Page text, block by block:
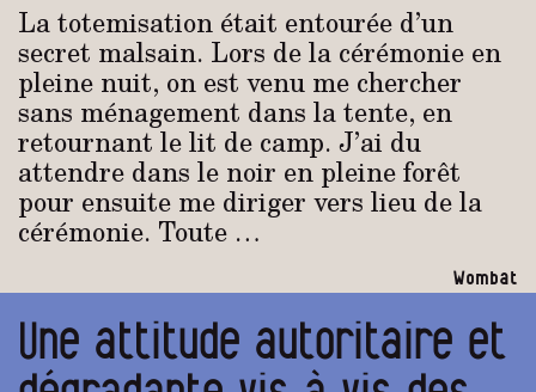
La totemisation était entourée d’un
secret malsain. Lors de la cérémonie en
pleine nuit, on est venu me chercher
sans ménagement dans la tente, en
retournant le lit de camp. J’ai du
attendre dans le noir en pleine forêt
pour ensuite me diriger vers lieu de la
cérémonie. Toute …
Wombat
Une attitude autoritaire et